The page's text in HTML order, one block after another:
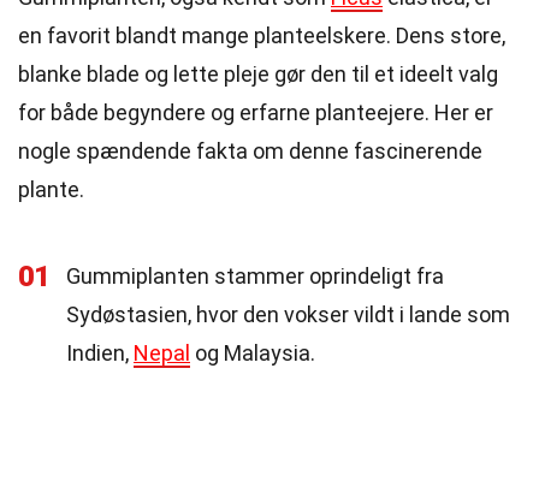
en favorit blandt mange planteelskere. Dens store,
blanke blade og lette pleje gør den til et ideelt valg
for både begyndere og erfarne planteejere. Her er
nogle spændende fakta om denne fascinerende
plante.
01
Gummiplanten stammer oprindeligt fra
Sydøstasien, hvor den vokser vildt i lande som
Indien, Nepal og Malaysia.